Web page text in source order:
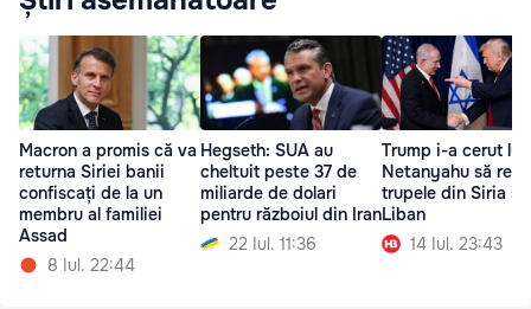
Macron a promis că va
returna Siriei banii
confiscați de la un
membru al familiei
Assad
8 Iul. 22:44
Hegseth: SUA au
cheltuit peste 37 de
miliarde de dolari
pentru războiul din Iran
22 Iul. 11:36
Trump i-a cerut lui
Netanyahu să
trupele din Siria și
Liban
14 Iul. 23:43